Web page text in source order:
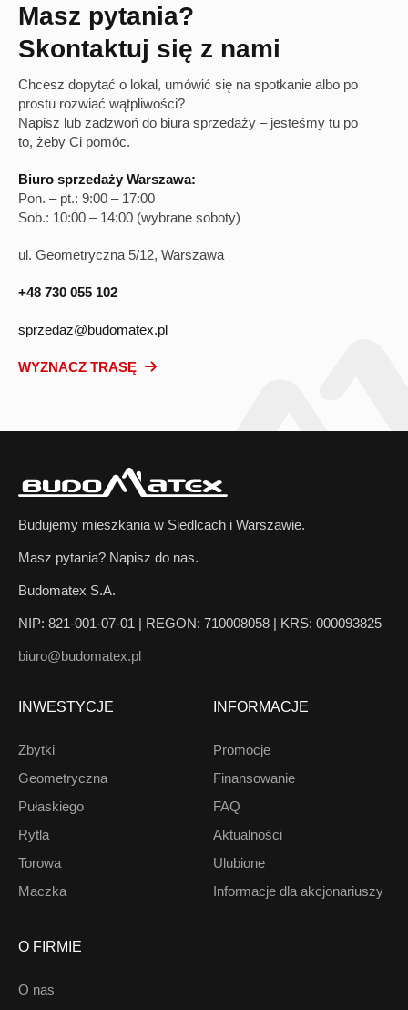
Masz pytania?
Skontaktuj się z nami
Chcesz dopytać o lokal, umówić się na spotkanie albo po
prostu rozwiać wątpliwości?
Napisz lub zadzwoń do biura sprzedaży – jesteśmy tu po
to, żeby Ci pomóc.
Biuro sprzedaży Warszawa:
Pon. – pt.: 9:00 – 17:00
Sob.: 10:00 – 14:00 (wybrane soboty)
ul. Geometryczna 5/12, Warszawa
+48 730 055 102
sprzedaz@budomatex.pl
WYZNACZ TRASĘ
Budujemy mieszkania w Siedlcach i Warszawie.
Masz pytania? Napisz do nas.
Budomatex S.A.
NIP: 821-001-07-01 | REGON: 710008058 | KRS: 000093825
biuro@budomatex.pl
INWESTYCJE
Zbytki
Geometryczna
Pułaskiego
Rytla
Torowa
Maczka
INFORMACJE
Promocje
Finansowanie
FAQ
Aktualności
Ulubione
Informacje dla akcjonariuszy
O FIRMIE
O nas